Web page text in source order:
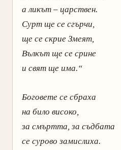
а ликът – царствен.
Сурт ще се сгърчи,
ще се скрие Змеят,
Вълкът ще се срине
и свят ще има.“
Боговете се сбраха
на било високо,
за смъртта, за съдбата
се сурово замислиха.